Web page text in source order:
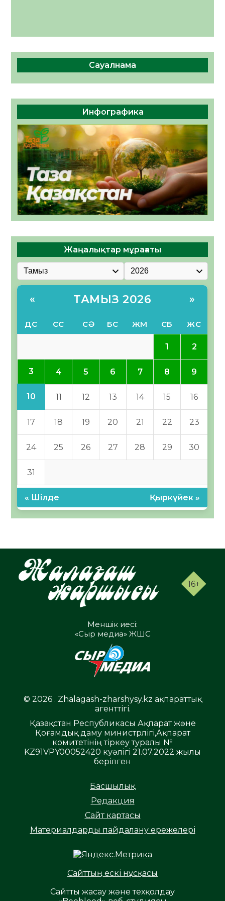
Сауалнама
Инфографика
Жаңалықтар мұрағаты
« ТАМЫЗ 2026 »
ДС СС СӘ БС ЖМ СБ ЖС
1 2
3 4 5 6 7 8 9
10 11 12 13 14 15 16
17 18 19 20 21 22 23
24 25 26 27 28 29 30
31
« Шілде Қыркүйек »
16+
Меншік иесі:
«Сыр медиа» ЖШС
© 2026 . Zhalagash-zharshysy.kz ақпараттық
агенттігі.
Қазақстан Республикасы Ақпарат және
Қоғамдық даму министрлігі,Ақпарат
комитетінің тіркеу туралы №
KZ91VPY00052420 куәлігі 21.07.2022 жылы
берілген
Басшылық
Редакция
Сайт картасы
Материалдарды пайдалану ережелері
Сайттың ескі нұсқасы
Сайтты жасау және техқолдау